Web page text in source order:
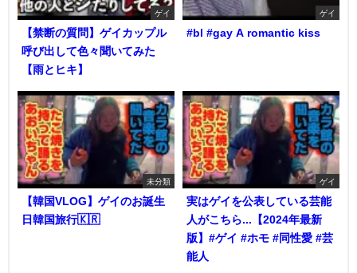
ゲイ
【禁断の質問】ゲイカップル
呼び出して色々聞いてみた
【雨とヒキ】
ゲイ
#bl #gay A romantic kiss
未分類
【韓国VLOG】ゲイのお誕生
日韓国旅行🇰🇷
ゲイ
実はゲイを公表している芸能
人がこちら...【2024年最新
版】#ゲイ #ホモ #同性愛 #芸
能人